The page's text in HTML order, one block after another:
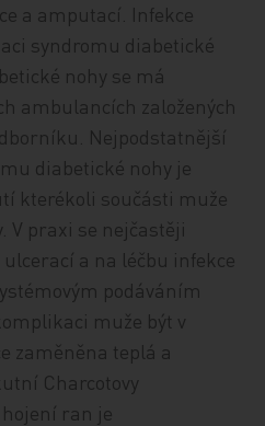
a amputací. Infekce
syndromu diabetické
nohy se má
ambulancích založených
Nejpodstatnější
diabetické nohy je
kterékoli součásti muže
V praxi se nejčastěji
a na léčbu infekce
podáváním
muže být v
zaměněna teplá a
Charcotovy
ran je